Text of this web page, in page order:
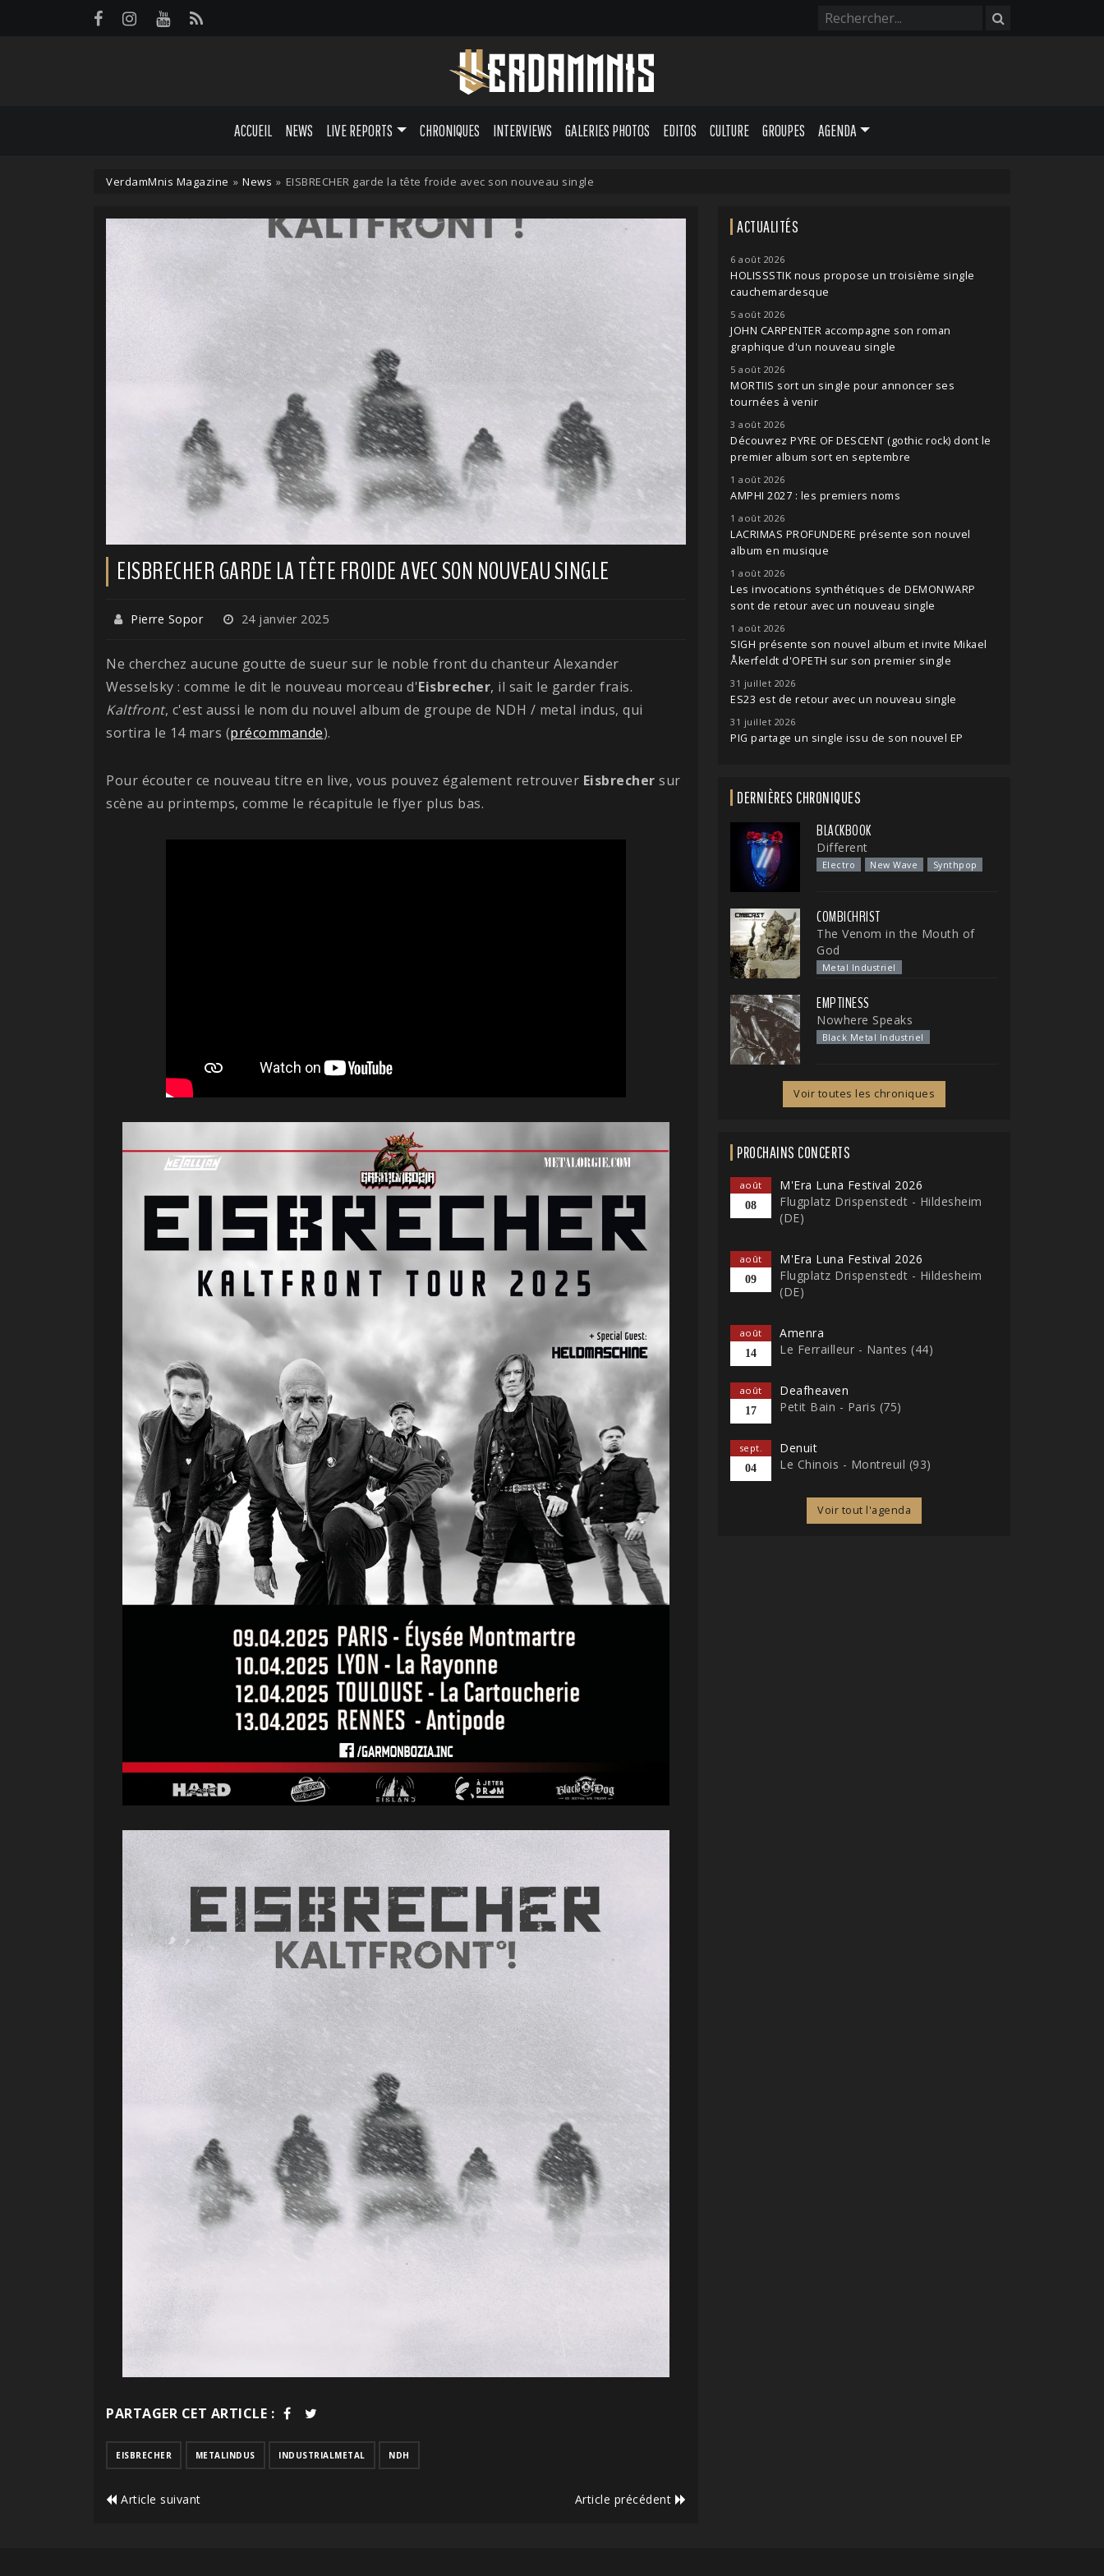
ACCUEIL NEWS LIVE REPORTS CHRONIQUES INTERVIEWS GALERIES PHOTOS EDITOS CULTURE GROUPES AGENDA
VerdamMnis Magazine » News » EISBRECHER garde la tête froide avec son nouveau single
EISBRECHER GARDE LA TÊTE FROIDE AVEC SON NOUVEAU SINGLE
Pierre Sopor 24 janvier 2025
Ne cherchez aucune goutte de sueur sur le noble front du chanteur Alexander
Wesselsky : comme le dit le nouveau morceau d'Eisbrecher, il sait le garder frais.
Kaltfront, c'est aussi le nom du nouvel album de groupe de NDH / metal indus, qui
sortira le 14 mars (précommande).
Pour écouter ce nouveau titre en live, vous pouvez également retrouver Eisbrecher sur
scène au printemps, comme le récapitule le flyer plus bas.
PARTAGER CET ARTICLE :
EISBRECHER METALINDUS INDUSTRIALMETAL NDH
Article suivant Article précédent
ACTUALITÉS
6 août 2026
HOLISSSTIK nous propose un troisième single
cauchemardesque
5 août 2026
JOHN CARPENTER accompagne son roman
graphique d'un nouveau single
5 août 2026
MORTIIS sort un single pour annoncer ses
tournées à venir
3 août 2026
Découvrez PYRE OF DESCENT (gothic rock) dont le
premier album sort en septembre
1 août 2026
AMPHI 2027 : les premiers noms
1 août 2026
LACRIMAS PROFUNDERE présente son nouvel
album en musique
1 août 2026
Les invocations synthétiques de DEMONWARP
sont de retour avec un nouveau single
1 août 2026
SIGH présente son nouvel album et invite Mikael
Åkerfeldt d'OPETH sur son premier single
31 juillet 2026
ES23 est de retour avec un nouveau single
31 juillet 2026
PIG partage un single issu de son nouvel EP
DERNIÈRES CHRONIQUES
BLACKBOOK
Different
Electro New Wave Synthpop
COMBICHRIST
The Venom in the Mouth of
God
Metal Industriel
EMPTINESS
Nowhere Speaks
Black Metal Industriel
Voir toutes les chroniques
PROCHAINS CONCERTS
août
08
M'Era Luna Festival 2026
Flugplatz Drispenstedt - Hildesheim
(DE)
août
09
M'Era Luna Festival 2026
Flugplatz Drispenstedt - Hildesheim
(DE)
août
14
Amenra
Le Ferrailleur - Nantes (44)
août
17
Deafheaven
Petit Bain - Paris (75)
sept.
04
Denuit
Le Chinois - Montreuil (93)
Voir tout l'agenda
Panneau de gestion des cookies